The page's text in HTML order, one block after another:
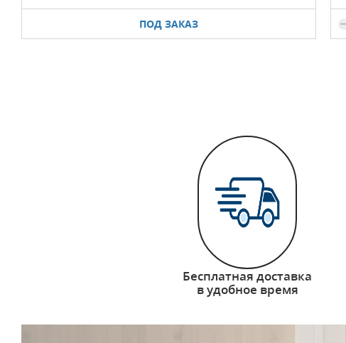
ПОД ЗАКАЗ
Бесплатная доставка
в удобное время